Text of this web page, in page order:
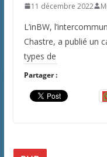
11 décembre 2022
L’inBW,
Chastre, a publié un
types de
Partager :